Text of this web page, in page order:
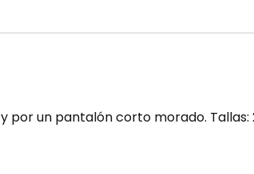
un pantalón corto morado. Tallas: